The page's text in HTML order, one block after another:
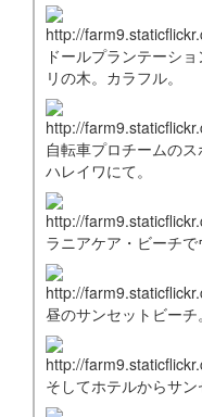
ドールプランテーシ
リの木。カラフル。
自転車プロチームの
ハレイワにて。
ラニアケア・ビーチで
昼のサンセットビーチ。
そしてホテルからサン